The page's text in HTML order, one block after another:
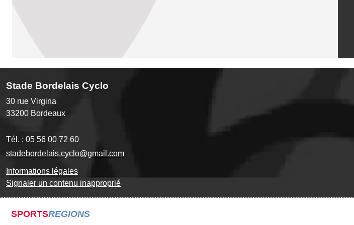
Stade Bordelais Cyclo
30 rue Virgina
33200 Bordeaux
Tél. : 05 56 00 72 60
stadebordelais.cyclo@gmail.com
Informations légales
Signaler un contenu inapproprié
SPORTSREGIONS